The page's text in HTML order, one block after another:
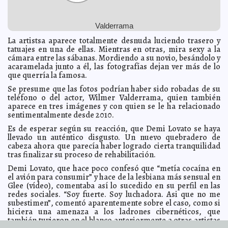
dejen llevar por falsos rumores y psicosis"
armados de Tampico, anuncia el Alcalde tampiqueño
Madera
2014-04-08 08:35:25 Tamaulipas, en vilo: Terror, balaceras, granadazos,
explosiones e incendio de autos Javier W. López Madera
2014-04-08 08:22:43 Arde Tamaulipas: 24 muertos en cuatro días de
balaceras Javier W. López Madera
Presidente de la Comisión de Salarios Mínimos gana
$173,513 al mes Claudia Sofía Gómez Infante
2014-04-08 05:47:27 Reyna se reunía con La Tuta: Hay evidencia Jorge
Armando León Borges
2014-04-08 05:45:39 Pierde la vida por salvar a su madre
Claudia Sofía Gómez
Infante
2014-04-08 05:43:14 Advierten de los peligros al depilarse la zona del bikini
Claudia Sofía Gómez Infante
2014-04-08 05:39:27 Crearán área para evitar negligencias en el Sector
Salud Carmen Alicia Briceño Sánchez
2014-04-08 05:36:41 Marte se alinea hoy con la tierra Claudia Sofía Gómez Infante
2014-04-08 05:32:29 "Vela no es nada, es equis", dice Luis Hernández Claudia
Sofía Gómez Infante
2014-04-08 05:30:05 Baja el precio del huevo y el jitomate Claudia Sofía Gómez
Valderrama
La artistsa aparece totalmente desnuda luciendo trasero y
tatuajes en una de ellas. Mientras en otras, mira sexy a la
cámara entre las sábanas. Mordiendo a su novio, besándolo y
acaramelada junto a él, las fotografías dejan ver más de lo
que querría la famosa.
Se presume que las fotos podrían haber sido robadas de su
teléfono o del actor, Wilmer Valderrama, quien también
aparece en tres imágenes y con quien se le ha relacionado
sentimentalmente desde 2010.
Es de esperar según su reacción, que Demi Lovato se haya
llevado un auténtico disgusto. Un nuevo quebradero de
cabeza ahora que parecía haber logrado cierta tranquilidad
tras finalizar su proceso de rehabilitación.
Demi Lovato, que hace poco confesó que “metía cocaína en
el avión para consumir” y hace de la lesbiana más sensual en
Glee (vídeo), comentaba así lo sucedido en su perfil en las
redes sociales. “Soy fuerte. Soy luchadora. Asi que no me
subestimen”, comentó aparentemente sobre el caso, como si
hiciera una amenaza a los ladrones cibernéticos, que
también tuvieron en el blanco anteriormente a otras artistas